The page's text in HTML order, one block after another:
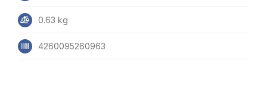
0.63 kg
4260095260963